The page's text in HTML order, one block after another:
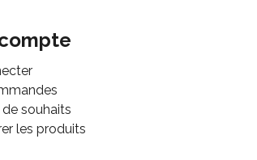
souhaits
les produits